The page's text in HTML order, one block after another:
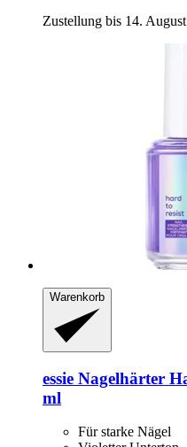
Zustellung bis 14. August
Warenkorb
essie Nagelhärter
ml
Für starke Nägel